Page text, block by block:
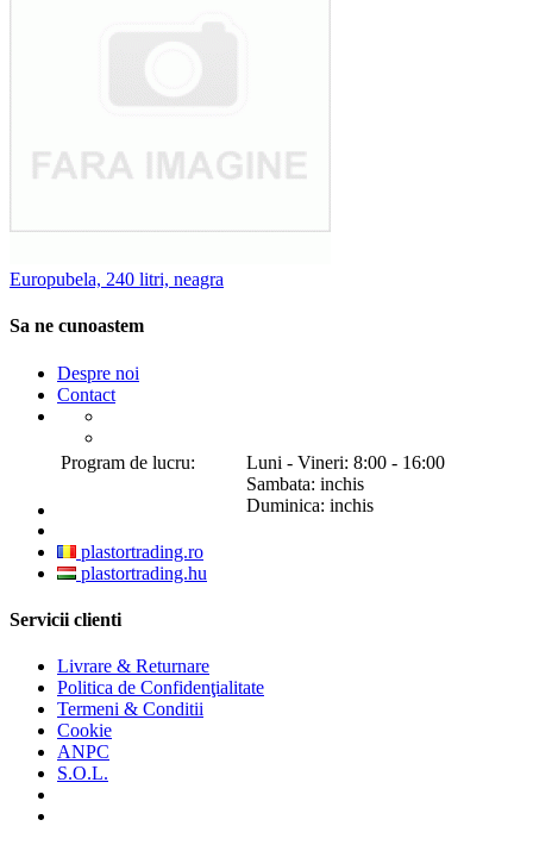
Europubela, 240 litri, neagra
Sa ne cunoastem
Despre noi
Contact
Program de lucru:
Luni - Vineri: 8:00 - 16:00
Sambata: inchis
Duminica: inchis
plastortrading.ro
plastortrading.hu
Servicii clienti
Livrare & Returnare
Politica de Confidenţialitate
Termeni & Conditii
Cookie
ANPC
S.O.L.